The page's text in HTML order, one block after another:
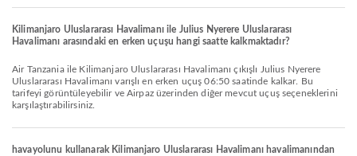
Kilimanjaro Uluslararası Havalimanı ile Julius Nyerere Uluslararası
Havalimanı arasındaki en erken uçuşu hangi saatte kalkmaktadır?
Air Tanzania ile Kilimanjaro Uluslararası Havalimanı çıkışlı Julius Nyerere
Uluslararası Havalimanı varışlı en erken uçuş 06:50 saatinde kalkar. Bu
tarifeyi görüntüleyebilir ve Airpaz üzerinden diğer mevcut uçuş seçeneklerini
karşılaştırabilirsiniz.
havayolunu kullanarak Kilimanjaro Uluslararası Havalimanı havalimanından